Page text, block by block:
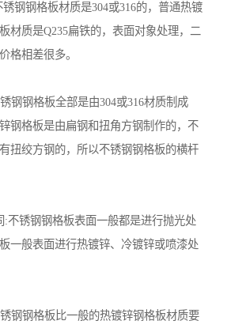
钢钢格板材质是304或316的，普通热镀
材质是Q235扁铁的，表面对象处理，二
格相差很多。
钢钢格板全部是由304或316材质制成
钢格板是由扁钢和扭角方钢制作的，不
扭绞方钢的，所以不锈钢钢格板的横杆
:不锈钢钢格板表面一般都是进行抛光处
一般表面进行热镀锌、冷镀锌或喷漆处
钢钢格板比一般的热镀锌钢格板材质要